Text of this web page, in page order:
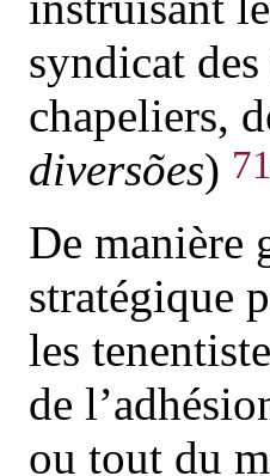
syndicat
chapeliers,
diversões)
De manière
stratégique
les
de
ou tout du